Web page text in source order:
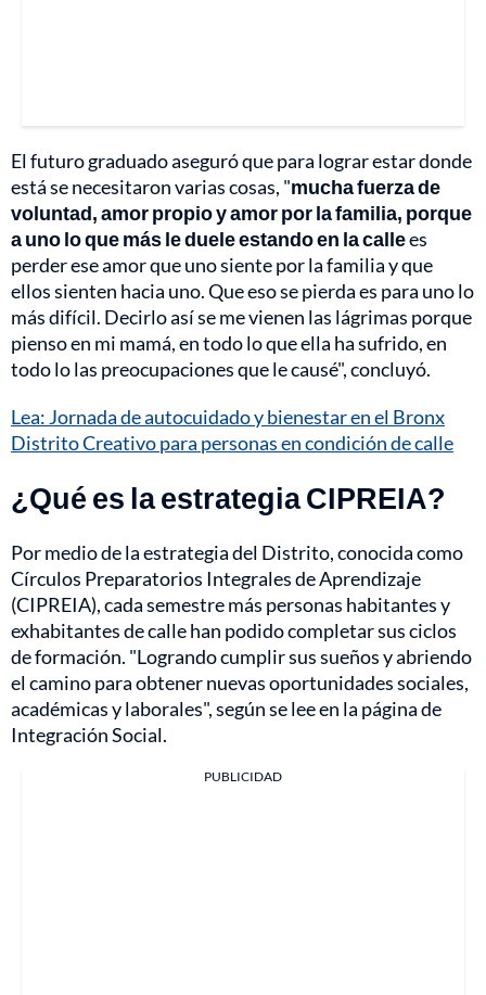
El futuro graduado aseguró que para lograr estar donde
está se necesitaron varias cosas, "mucha fuerza de
voluntad, amor propio y amor por la familia, porque
a uno lo que más le duele estando en la callees
perder ese amor que uno siente por la familia y que
ellos sienten hacia uno. Que eso se pierda es para uno lo
más difícil. Decirlo así se me vienen las lágrimas porque
pienso en mi mamá, en todo lo que ella ha sufrido, en
todo lo las preocupaciones que le causé", concluyó.
Lea: Jornada de autocuidado y bienestar en el Bronx
Distrito Creativo para personas en condición de calle
¿Qué es la estrategia CIPREIA?
Por medio de la estrategia del Distrito, conocida como
Círculos Preparatorios Integrales de Aprendizaje
(CIPREIA), cada semestre más personas habitantes y
exhabitantes de calle han podido completar sus ciclos
de formación. "Logrando cumplir sus sueños y abriendo
el camino para obtener nuevas oportunidades sociales,
académicas y laborales", según se lee en la página de
Integración Social.
PUBLICIDAD